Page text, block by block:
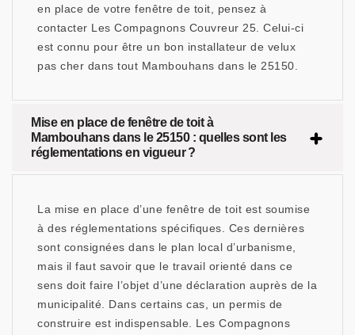
en place de votre fenêtre de toit, pensez à
contacter Les Compagnons Couvreur 25. Celui-ci
est connu pour être un bon installateur de velux
pas cher dans tout Mambouhans dans le 25150.
Mise en place de fenêtre de toit à
Mambouhans dans le 25150 : quelles sont les
réglementations en vigueur ?
La mise en place d’une fenêtre de toit est soumise
à des réglementations spécifiques. Ces dernières
sont consignées dans le plan local d’urbanisme,
mais il faut savoir que le travail orienté dans ce
sens doit faire l’objet d’une déclaration auprès de la
municipalité. Dans certains cas, un permis de
construire est indispensable. Les Compagnons